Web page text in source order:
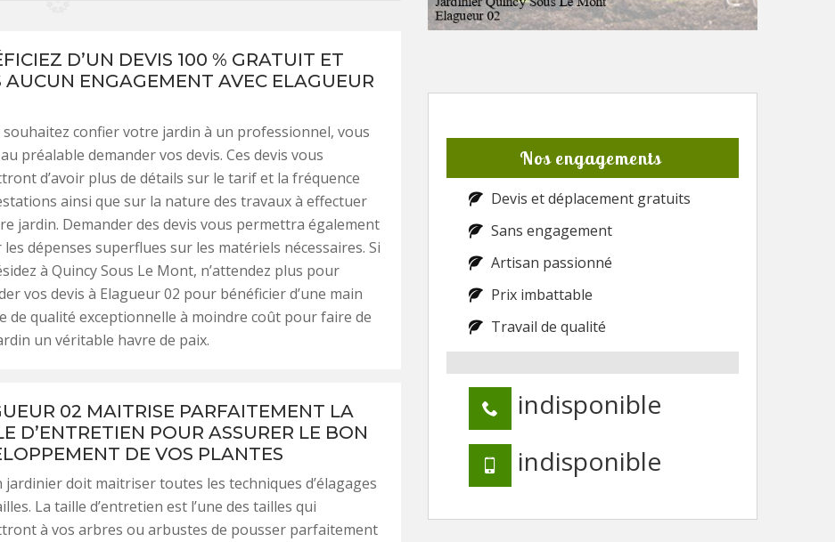
D’UN DEVIS 100 % GRATUIT ET
AUCUN ENGAGEMENT AVEC ELAGUEUR
souhaitez confier votre jardin à un professionnel, vous
préalable demander vos devis. Ces devis vous
d’avoir plus de détails sur le tarif et la fréquence
ainsi que sur la nature des travaux à effectuer
jardin. Demander des devis vous permettra également
les dépenses superflues sur les matériels nécessaires. Si
à Quincy Sous Le Mont, n’attendez plus pour
vos devis à Elagueur 02 pour bénéficier d’une main
de qualité exceptionnelle à moindre coût pour faire de
un véritable havre de paix.
02 MAITRISE PARFAITEMENT LA
D’ENTRETIEN POUR ASSURER LE BON
DE VOS PLANTES
jardinier doit maitriser toutes les techniques d’élagages
La taille d’entretien est l’une des tailles qui
à vos arbres ou arbustes de pousser parfaitement
Nos engagements
Devis et déplacement gratuits
Sans engagement
Artisan passionné
Prix imbattable
Travail de qualité
indisponible
indisponible